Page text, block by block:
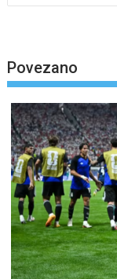
Povezano